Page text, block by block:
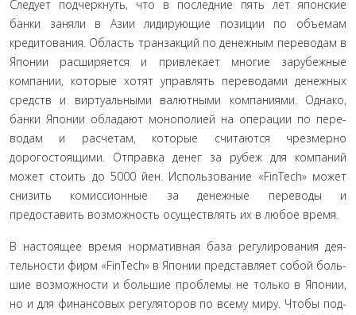
Следует подчеркнуть, что в последние пять лет япон­ские
банки заняли в Азии лидирующие позиции по объемам
кредитования. Область транзакций по денежным перево­дам в
Японии расширяется и привлекает многие зарубежные
компании, которые хотят управлять переводами денежных
средств и виртуальными валютными компаниями. Однако,
банки Японии обладают монополией на операции по пере­
водам и расчетам, которые считаются чрезмерно
дорогостоя­щими. Отправка денег за рубеж для компаний
может стоить до 5000 йен. Использование «FinTech» может
снизить комис­сионные за денежные переводы и
предоставить возможность осуществлять их в любое время.
В настоящее время нормативная база регулирования дея­
тельности фирм «FinTech» в Японии представляет собой боль­
шие возможности и большие проблемы не только в Японии,
но и для финансовых регуляторов по всему миру. Чтобы под­